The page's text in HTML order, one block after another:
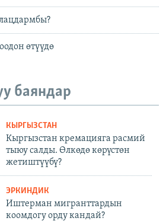
өтүүдө
баяндар
КЫРГЫЗСТАН
Кыргызстан кремацияга расмий
тыюу салды. Өлкөдө көрүстөн
жетиштүүбү?
ЭРКИНДИК
Иштерман мигранттардын
коомдогу орду кандай?